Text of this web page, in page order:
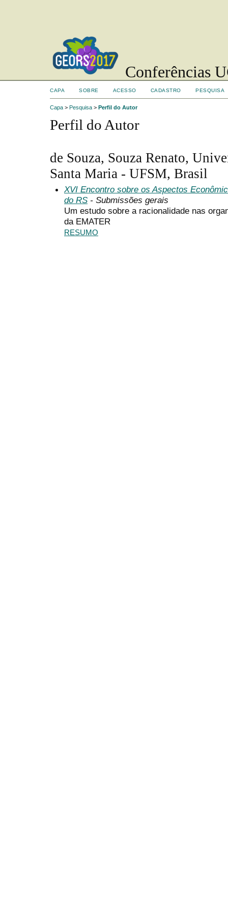
Conferências
CAPA SOBRE ACESSO CADASTRO PESQUISA
Capa > Pesquisa > Perfil do Autor
Perfil do Autor
de Souza, Souza Renato,
Santa Maria - UFSM, Brasil
XVI Encontro sobre os Aspectos
do RS - Submissões gerais
Um estudo sobre a racionalidade nas
da EMATER
RESUMO